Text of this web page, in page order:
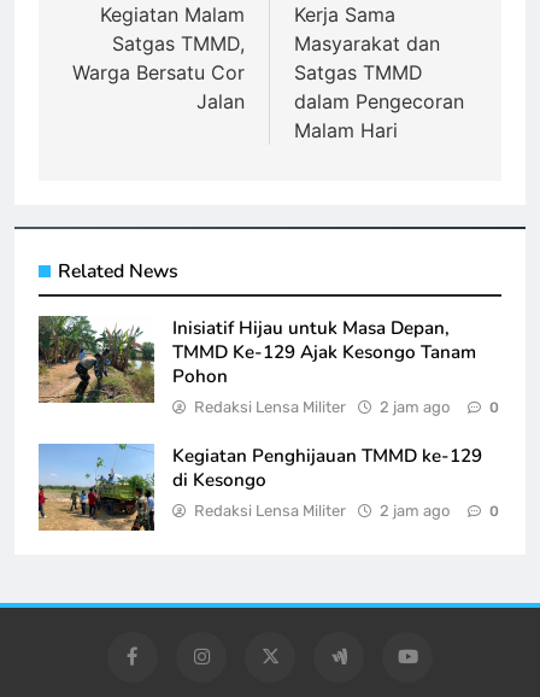
posKegiatan Malam
Satgas TMMD,
Warga Bersatu Cor
Jalan
Kerja Sama
Masyarakat dan
Satgas TMMD
dalam Pengecoran
Malam Hari
Related News
Inisiatif Hijau untuk Masa Depan,
TMMD Ke-129 Ajak Kesongo Tanam
Pohon
Redaksi Lensa Militer 2 jam ago 0
Kegiatan Penghijauan TMMD ke-129
di Kesongo
Redaksi Lensa Militer 2 jam ago 0